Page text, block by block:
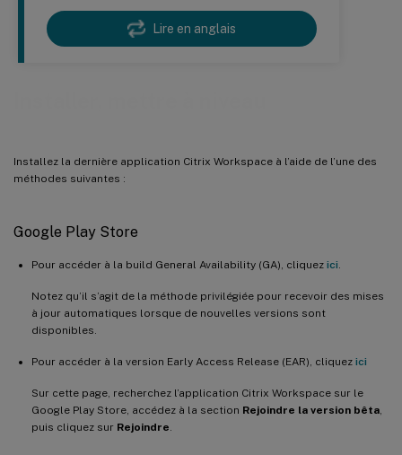
Lire en anglais
Installez la dernière application Citrix Workspace à l’aide de l’une des
méthodes suivantes :
Google Play Store
Pour accéder à la build General Availability (GA), cliquez ici
Notez qu’il s’agit de la méthode privilégiée pour recevoir des mises
à jour automatiques lorsque de nouvelles versions sont
disponibles.
Pour accéder à la version Early Access Release (EAR), cliquez ici
Sur cette page, recherchez l’application Citrix Workspace sur le
Google Play Store, accédez à la section Rejoindre la version bêta
puis cliquez sur Rejoindre